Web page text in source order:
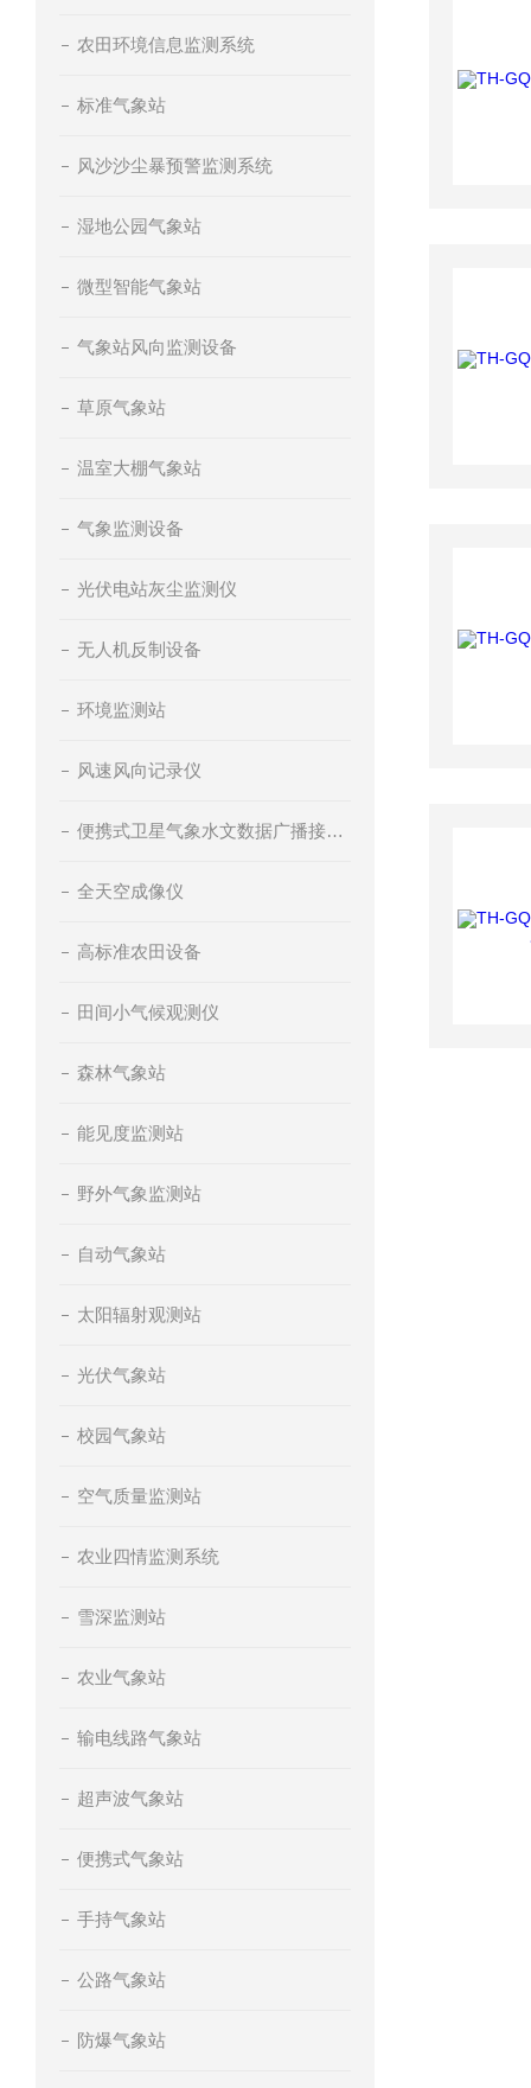
农田环境信息监测系统
标准气象站
风沙沙尘暴预警监测系统
湿地公园气象站
微型智能气象站
气象站风向监测设备
草原气象站
温室大棚气象站
气象监测设备
光伏电站灰尘监测仪
无人机反制设备
环境监测站
风速风向记录仪
便携式卫星气象水文数据广播接收设备
全天空成像仪
高标准农田设备
田间小气候观测仪
森林气象站
能见度监测站
野外气象监测站
自动气象站
太阳辐射观测站
光伏气象站
校园气象站
空气质量监测站
农业四情监测系统
雪深监测站
农业气象站
输电线路气象站
超声波气象站
便携式气象站
手持气象站
公路气象站
防爆气象站